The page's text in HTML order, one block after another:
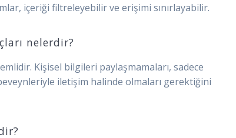
içeriği filtreleyebilir ve erişimi sınırlayabilir.
nelerdir?
Kişisel bilgileri paylaşmamaları, sadece
iletişim halinde olmaları gerektiğini